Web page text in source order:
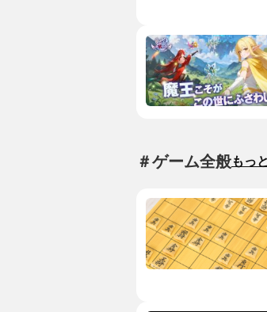
＃ゲーム全般もっ